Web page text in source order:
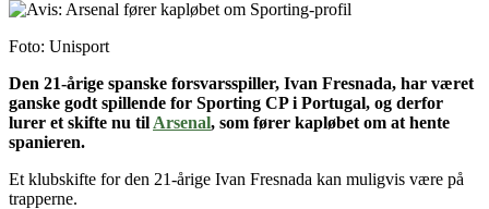
Foto: Unisport
Den 21-årige spanske forsvarsspiller, Ivan Fresnada, har været
ganske godt spillende for Sporting CP i Portugal, og derfor
lurer et skifte nu til Arsenal, som fører kapløbet om at hente
spanieren.
Et klubskifte for den 21-årige Ivan Fresnada kan muligvis være på
trapperne.